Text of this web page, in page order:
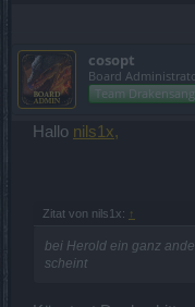
cosopt
Board
Team
Hallo nils1x,
Zitat von nils1x: ↑
bei Herold ein ganz
scheint